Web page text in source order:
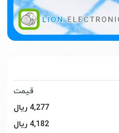
قیمت
4,277 ریال
4,182 ریال